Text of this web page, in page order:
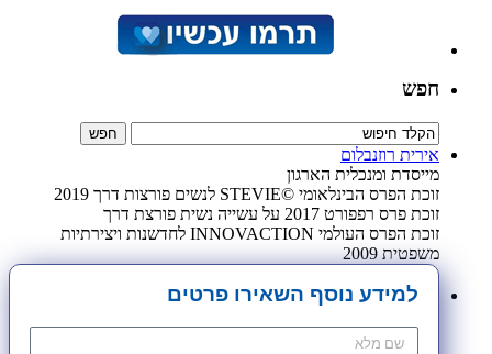
חפש
אירית רוזנבלום
מייסדת ומנכלית הארגון
זוכת הפרס הבינלאומי ©STEVIE לנשים פורצות דרך 2019
זוכת פרס רפפורט 2017 על עשייה נשית פורצת דרך
זוכת הפרס העולמי INNOVACTION לחדשנות ויצירתיות
משפטית 2009
למידע נוסף השאירו פרטים